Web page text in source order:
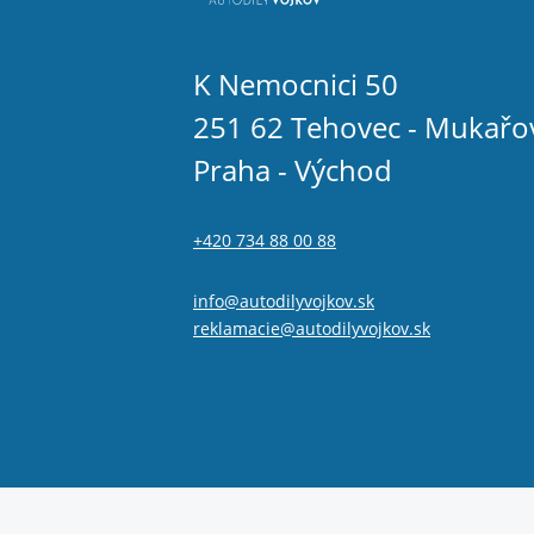
K Nemocnici 50
251 62 Tehovec -
Praha - Východ
+420 734 88 00 88
info@autodilyvojkov.sk
reklamacie@autodilyvojkov.sk